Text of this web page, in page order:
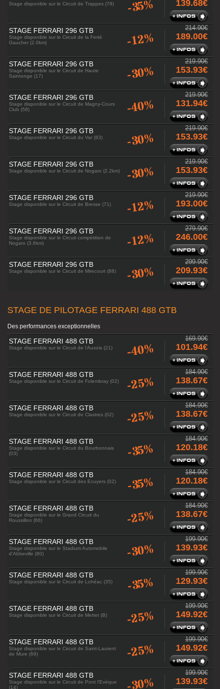
Stage disponible sur le Circuit de Trappes (78) -35% 139.68€
STAGE FERRARI 296 GTB
Stage disponible sur le Circuit de la Ferté
Gaucher (2.0km)
-12%
214.90€
189.00€
STAGE FERRARI 296 GTB
Stage disponible sur le Circuit de Haute
Saintonge (17)
-30%
219.90€
153.93€
STAGE FERRARI 296 GTB
Stage disponible sur le Circuit de Magny-Cours
Club (58)
-40%
219.90€
131.94€
STAGE FERRARI 296 GTB
Stage disponible sur le Circuit du Var (83) -30%
219.90€
153.93€
STAGE FERRARI 296 GTB
Stage disponible sur le Circuit de Nogaro (2.2km) -30%
219.90€
153.93€
STAGE FERRARI 296 GTB
Stage disponible sur le Circuit de Bresse (71) -12%
219.90€
193.00€
STAGE FERRARI 296 GTB
Stage disponible sur le Circuit compétition de
Nogaro (3.6km)
-12%
279.90€
246.00€
STAGE FERRARI 296 GTB
Stage disponible sur le Circuit de Mirecourt (88) -30%
299.90€
209.93€
STAGE DE PILOTAGE FERRARI 488 GTB
Des performances exceptionnelles
STAGE FERRARI 488 GTB
Stage disponible sur le Circuit de l'Auxois (21) -40%
169.90€
101.94€
STAGE FERRARI 488 GTB
Stage disponible sur le Circuit de Folembray (02) -25%
184.90€
138.67€
STAGE FERRARI 488 GTB
Stage disponible sur le Circuit de Clastres (02) -25%
184.90€
138.67€
STAGE FERRARI 488 GTB
Stage disponible sur le Circuit du Bourbonnais
(03)
-35%
184.90€
120.18€
STAGE FERRARI 488 GTB
Stage disponible sur le Circuit des Ecuyers (02) -35%
184.90€
120.18€
STAGE FERRARI 488 GTB
Stage disponible sur le Grand Circuit du
Roussillon (66)
-25%
184.90€
138.67€
STAGE FERRARI 488 GTB
Stage disponible sur le Stadium Automobile
d'Abbeville (80)
-30%
199.90€
139.93€
STAGE FERRARI 488 GTB
Stage disponible sur le Circuit de Lohéac (35) -35%
199.90€
129.93€
STAGE FERRARI 488 GTB
Stage disponible sur le Circuit de Mettet (B) -25%
199.90€
149.92€
STAGE FERRARI 488 GTB
Stage disponible sur le Circuit de Saint-Laurent
de Mure (69)
-25%
199.90€
149.92€
STAGE FERRARI 488 GTB
Stage disponible sur le Circuit de Pont l'Evèque
(14)
-30%
199.90€
139.93€